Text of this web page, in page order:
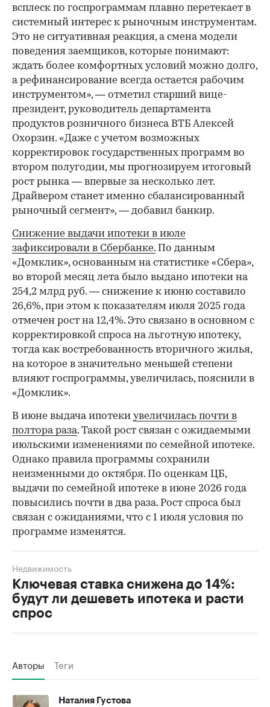
всплеск по госпрограммам плавно перетекает в
системный интерес к рыночным инструментам.
Это не ситуативная реакция, а смена модели
поведения заемщиков, которые понимают:
ждать более комфортных условий можно долго,
а рефинансирование всегда остается рабочим
инструментом», — отметил старший вице-
президент, руководитель департамента
продуктов розничного бизнеса ВТБ Алексей
Охорзин. «Даже с учетом возможных
корректировок государственных программ во
втором полугодии, мы прогнозируем итоговый
рост рынка — впервые за несколько лет.
Драйвером станет именно сбалансированный
рыночный сегмент», — добавил банкир.
Снижение выдачи ипотеки в июле
зафиксировали в Сбербанке. По данным
«Домклик», основанным на статистике «Сбера»,
во второй месяц лета было выдано ипотеки на
254,2 млрд руб. — снижение к июню составило
26,6%, при этом к показателям июля 2025 года
отмечен рост на 12,4%. Это связано в основном с
корректировкой спроса на льготную ипотеку,
тогда как востребованность вторичного жилья,
на которое в значительно меньшей степени
влияют госпрограммы, увеличилась, пояснили в
«Домклик».
В июне выдача ипотеки увеличилась почти в
полтора раза. Такой рост связан с ожидаемыми
июльскими изменениями по семейной ипотеке.
Однако правила программы сохранили
неизменными до октября. По оценкам ЦБ,
выдачи по семейной ипотеке в июне 2026 года
повысились почти в два раза. Рост спроса был
связан с ожиданиями, что с 1 июля условия по
программе изменятся.
Ключевая ставка снижена до 14%:
будут ли дешеветь ипотека и расти
спрос
Недвижимость
Авторы Теги
Наталия Густова